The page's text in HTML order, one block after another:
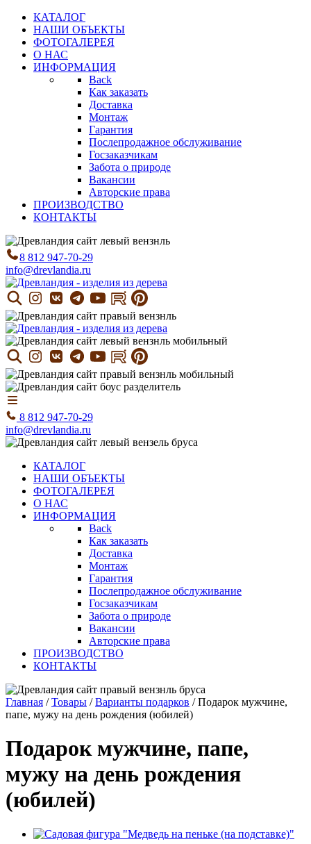
КАТАЛОГ
НАШИ ОБЪЕКТЫ
ФОТОГАЛЕРЕЯ
О НАС
ИНФОРМАЦИЯ
Back
Как заказать
Доставка
Монтаж
Гарантия
Послепродажное обслуживание
Госзаказчикам
Забота о природе
Вакансии
Авторские права
ПРОИЗВОДСТВО
КОНТАКТЫ
8 812 947-70-29
info@drevlandia.ru
8 812 947-70-29
info@drevlandia.ru
КАТАЛОГ
НАШИ ОБЪЕКТЫ
ФОТОГАЛЕРЕЯ
О НАС
ИНФОРМАЦИЯ
Back
Как заказать
Доставка
Монтаж
Гарантия
Послепродажное обслуживание
Госзаказчикам
Забота о природе
Вакансии
Авторские права
ПРОИЗВОДСТВО
КОНТАКТЫ
Главная /Товары /Варианты подарков /Подарок мужчине,
папе, мужу на день рождения (юбилей)
Подарок мужчине, папе,
мужу на день рождения
(юбилей)